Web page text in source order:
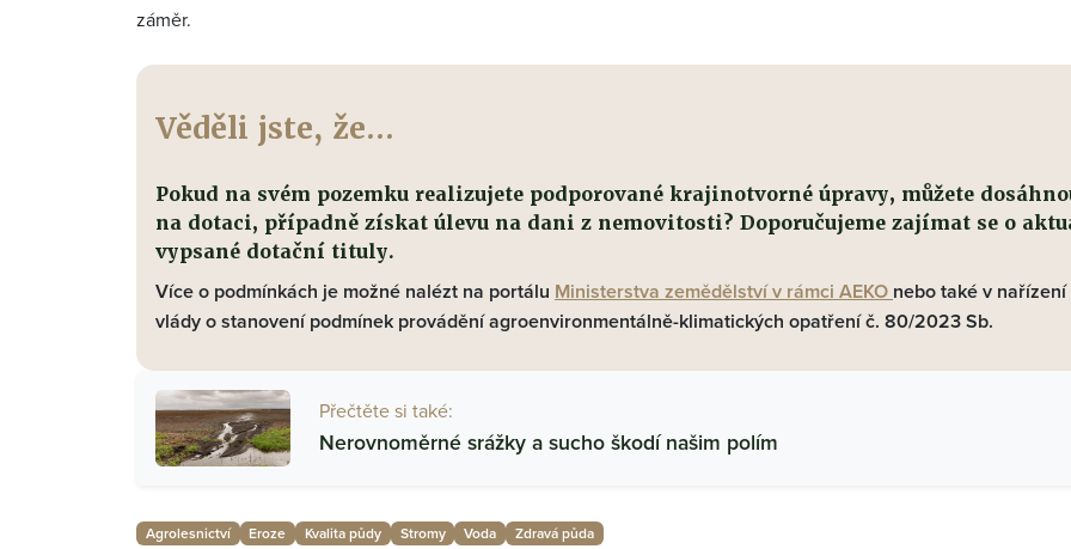
záměr.
Věděli jste, že...
Pokud na svém pozemku realizujete podporované krajinotvorné úpravy, můžete
na dotaci, případně získat úlevu na dani z nemovitosti? Doporučujeme zajímat se o
vypsané dotační tituly.
Více o podmínkách je možné nalézt na portálu Ministerstva zemědělství v rámci AEKO nebo také v nařízení
vlády o stanovení podmínek provádění agroenvironmentálně-klimatických opatření č. 80/2023 Sb.
Přečtěte si také:
Nerovnoměrné srážky a sucho škodí našim polím
Agrolesnictví Eroze Kvalita půdy Stromy Voda Zdravá půda